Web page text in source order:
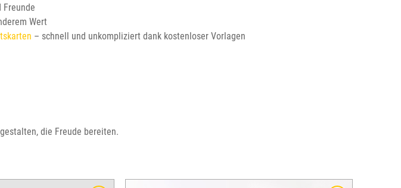
Freunde
Wert
– schnell und unkompliziert dank kostenloser Vorlagen
die Freude bereiten.